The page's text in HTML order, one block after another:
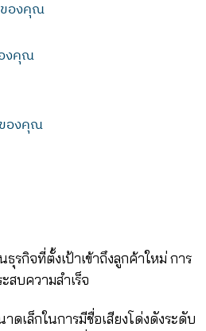
ของคุณ
งคุณ
องคุณ
กิจที่ตั้งเป้าเข้าถึงลูกค้าใหม่ การ
สบความสำเร็จ
เล็กในการมีชื่อเสียงโด่งดังระดับ